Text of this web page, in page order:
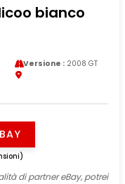
bianco
Versione :2008 GT
di partner eBay, potrei